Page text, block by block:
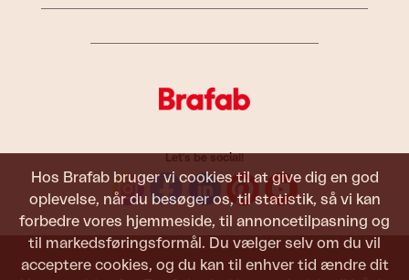
Hos Brafab bruger vi cookies til at give dig en god
oplevelse, når du besøger os, til statistik, så vi kan
forbedre vores hjemmeside, til annoncetilpasning og
til markedsføringsformål. Du vælger selv om du vil
acceptere cookies, og du kan til enhver tid ændre dit
Let's be social!